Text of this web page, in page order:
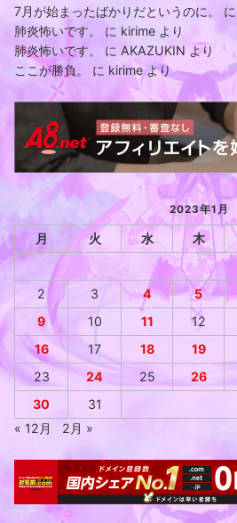
7月が始まったばかりだというのに。
に
肺炎怖いです。
に kirime より
肺炎怖いです。
に AKAZUKIN より
ここが勝負。
に kirimeより
2023年1月
月 火 水 木
2
3 4 5
9
10 11 12
16
17 18 19
23
24 25 26
30
31
« 12月
2月 »